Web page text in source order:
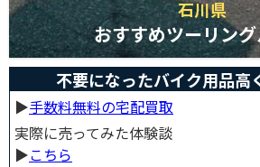
石川県
おすすめツーリン
不要になったバイク用品高
▶︎手数料無料の宅配買取
実際に売ってみた体験談
▶︎こちら